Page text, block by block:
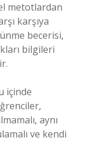
metotlardan
karşıya
becerisi,
bilgileri
içinde
aynı
ve kendi